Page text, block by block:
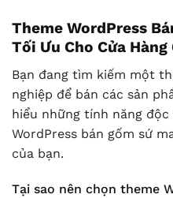
Theme WordPress
Tối Ưu Cho Cửa Hàng
Bạn đang tìm kiếm một
nghiệp để bán các sản
hiểu những tính năng
WordPress bán gốm sứ
của bạn.
Tại sao nên chọn theme